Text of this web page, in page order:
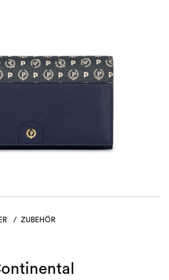
/ ZUBEHÖR